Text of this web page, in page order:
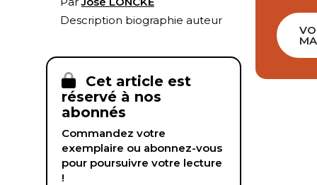
Description biographie auteur
Cet article est
réservé à nos
abonnés
Commandez votre
exemplaire ou abonnez-vous
pour poursuivre votre lecture
!